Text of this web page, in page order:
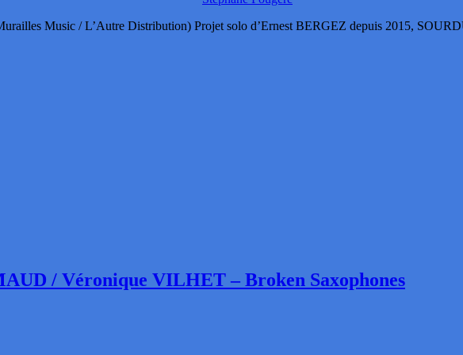
Music / L’Autre Distribution) Projet solo d’Ernest BERGEZ depuis 2015,
/ Véronique VILHET – Broken Saxophones